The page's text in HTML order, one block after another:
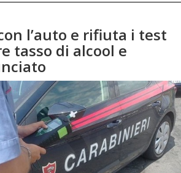
l’auto e rifiuta i test
tasso di alcool e